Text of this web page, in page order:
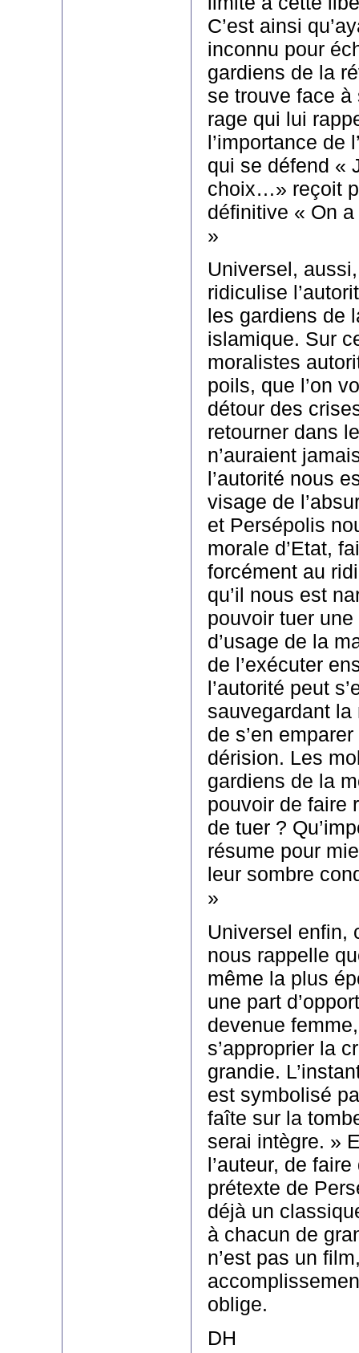
C’est ainsi
inconnu pour
gardiens de la
se trouve face à
rage qui lui
l’importance de
qui se défend «
choix…» reçoit
définitive « On
»
Universel,
ridiculise
les gardiens de
islamique. Sur
moralistes
poils, que l’on
détour des
retourner dans
n’auraient
l’autorité nous
visage de
et Persépolis
morale d’Etat,
forcément au
qu’il nous est
pouvoir tuer
d’usage de la
de l’exécuter
l’autorité peut
sauvegardant la
de s’en
dérision. Les
gardiens de la
pouvoir de faire
de tuer ?
résume pour
leur sombre
»
Universel enfin,
nous rappelle
même la plus
une part
devenue
s’approprier la
grandie.
est symbolisé
faîte sur la
serai intègre. »
l’auteur, de
prétexte de
déjà un
à chacun de
n’est pas un
oblige.
DH